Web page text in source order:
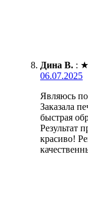
Дина В. : ★
06.07.2025
Являюсь
Заказала
быстрая
Результат
красиво!